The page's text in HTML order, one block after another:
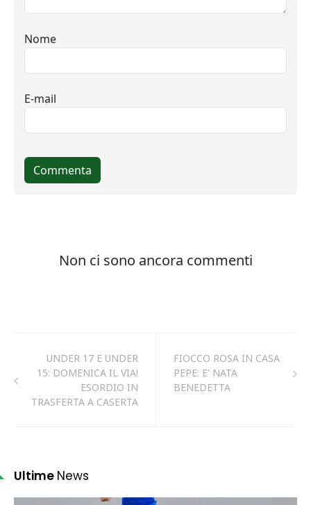
UNDER 17 E UNDER
15: DOMENICA IL VIA!
ESORDIO IN
TRASFERTA A CASERTA
FIOCCO ROSA IN CASA
PEPE: E' NATA
BENEDETTA
Ultime News